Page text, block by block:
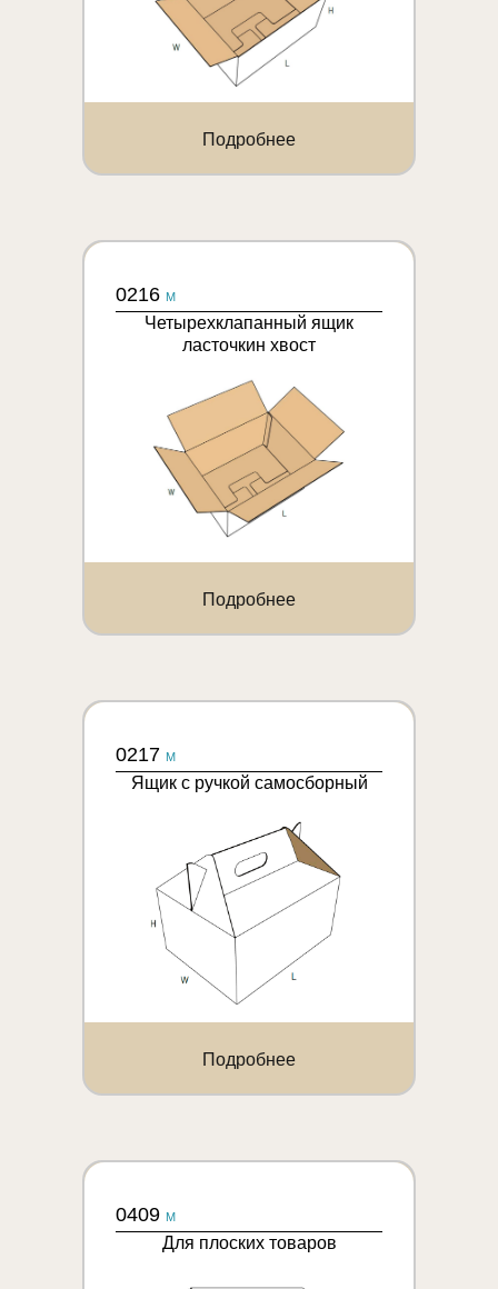
Подробнее
0216 M
Четырехклапанный ящик
ласточкин хвост
Подробнее
0217 M
Ящик с ручкой самосборный
Подробнее
0409 M
Для плоских товаров